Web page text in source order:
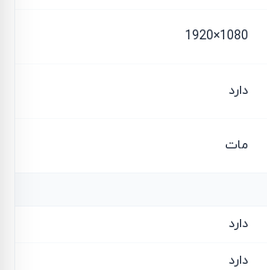
1080×1920
دارد
مات
دارد
دارد